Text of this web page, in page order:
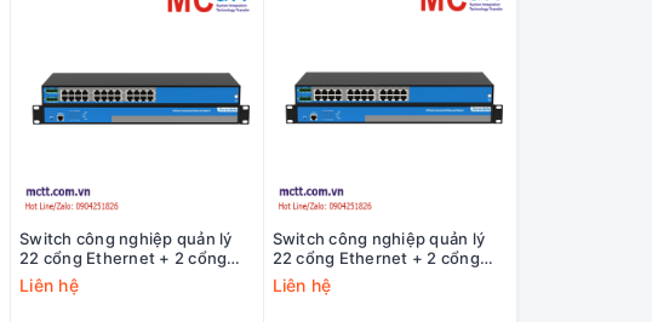
Switch công nghiệp quản lý
22 cổng Ethernet + 2 cổng
quang 3Onedata IES5100-
22T2F-2HV
Liên hệ
Switch công nghiệp quản lý
22 cổng Ethernet + 2 cổng
quang 3Onedata IES5100-
22T2F-2LV
Liên hệ